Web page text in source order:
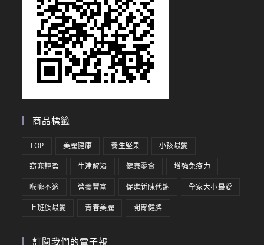
商品標籤
TOP 美麗健康 養生堅果 小孩最愛
窈窕輕盈 生津解渴 健康零食 增強免疫力
喉嚨不適 營養豐富 促進新陳代謝 全家大小最愛
上班族最愛 青春美麗 開胃健脾
訂閱我們的電子報